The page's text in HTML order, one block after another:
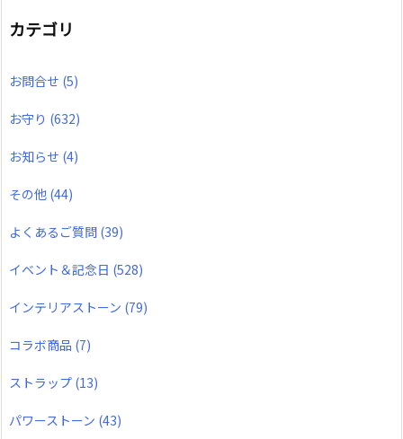
カテゴリ
お問合せ (5)
お守り (632)
お知らせ (4)
その他 (44)
よくあるご質問 (39)
イベント＆記念日 (528)
インテリアストーン (79)
コラボ商品 (7)
ストラップ (13)
パワーストーン (43)